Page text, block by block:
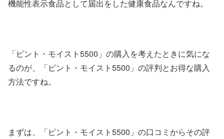
機能性表示食品として届出をした健康食品なんですね。
「ピント・モイスト5500」の購入を考えたときに気にな
るのが、「ピント・モイスト5500」の評判とお得な購入
方法ですね。
まずは、「ピント・モイスト5500」の口コミからその評